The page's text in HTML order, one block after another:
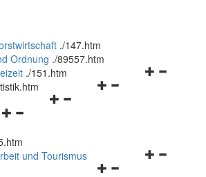
./147.htm
Ordnung ./89557.htm
Navigationsmenü
./151.htm
Navigationsmenü
Navigationsmenü
und
schließen
Navigationsmenü
und Tourismus